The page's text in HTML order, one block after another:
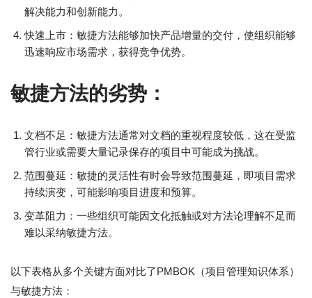
解决能力和创新能力。
快速上市：敏捷方法能够加快产品增量的交付，使组织能够
迅速响应市场需求，获得竞争优势。
敏捷方法的劣势：
文档不足：敏捷方法通常对文档的重视程度较低，这在受监
管行业或需要大量记录保存的项目中可能成为挑战。
范围蔓延：敏捷的灵活性有时会导致范围蔓延，即项目需求
持续演变，可能影响项目进度和预算。
变革阻力：一些组织可能因文化抵触或对方法论理解不足而
难以采纳敏捷方法。
以下表格从多个关键方面对比了PMBOK（项目管理知识体系）
与敏捷方法：